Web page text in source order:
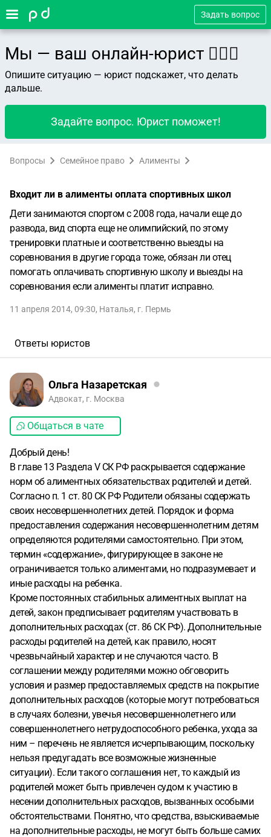
Задать вопрос
Мы — ваш онлайн-юрист 👨🏻‍⚖️
Опишите ситуацию — юрист подскажет, что делать
дальше.
Задайте вопрос. Юрист поможет!
Вопросы Семейное право Алименты
Входит ли в алименты оплата спортивных школ
Дети занимаются спортом с 2008 года, начали еще до
развода, вид спорта еще не олимпийский, по этому
тренировки платные и соответственно выезды на
соревнования в другие города тоже, обязан ли отец
помогать оплачивать спортивную школу и выезды на
соревнования если алименты платит исправно.
11 апреля 2014, 09:30, Наталья, г. Пермь
Ответы юристов
Ольга Назаретская
Адвокат, г. Москва
Общаться в чате
Добрый день!
В главе 13 Раздела V СК РФ раскрывается содержание
норм об алиментных обязательствах родителей и детей.
Согласно п. 1 ст. 80 СК РФ Родители обязаны содержать
своих несовершеннолетних детей. Порядок и форма
предоставления содержания несовершеннолетним детям
определяются родителями самостоятельно. При этом,
термин «содержание», фигурирующее в законе не
ограничивается только алиментами, но подразумевает и
иные расходы на ребенка.
Кроме постоянных стабильных алиментных выплат на
детей, закон предписывает родителям участвовать в
дополнительных расходах (ст. 86 СК РФ). Дополнительные
расходы родителей на детей, как правило, носят
чрезвычайный характер и не случаются часто. В
соглашении между родителями можно обговорить
условия и размер предоставляемых средств на покрытие
дополнительных расходов (которые могут потребоваться
в случаях болезни, увечья несовершеннолетнего или
совершеннолетнего нетрудоспособного ребенка, ухода за
ним – перечень не является исчерпывающим, поскольку
нельзя предугадать все возможные жизненные
ситуации). Если такого соглашения нет, то каждый из
родителей может быть привлечен судом к участию в
несении дополнительных расходов, вызванных особыми
обстоятельствами. Понятно, что средства, взыскиваемые
на дополнительные расходы, не могут быть больше самих